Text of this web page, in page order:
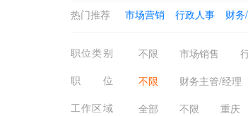
热门推荐 市场营销 行政人事 财
职位类别 不限 市场销售
生产制造
餐饮/休闲/
咨询顾问
电子通讯
职位
不限 财务主管/经理
成本分析/核算
帐目(
工作区域
全部 不限 重庆